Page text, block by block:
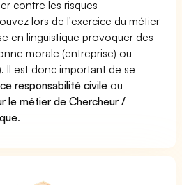
contre les risques
lors de l'exercice du métier
en linguistique provoquer des
morale (entreprise) ou
Il est donc important de se
responsabilité civile ou
le métier de Chercheur /
.